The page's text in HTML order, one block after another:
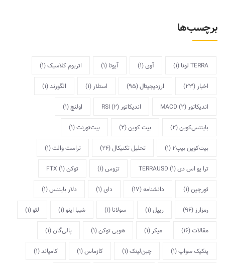
برچسب‌ها
TERRA لونا (1) آوی(1) آیوتا (1) اتریوم کلاسیک(1)
اخبار (23) ارزدیجیتال(95) استلار (1) الگورند(1)
اندیکاتور MACD (2) اندیکاتور RSI (2) اولنچ(1)
بایننس‌کوین(2) بیت کوین(2) بیت‌تورنت(1)
بیت‌کوین بیپ2 (1) تحلیل تکنیکال(26) تراست والت(1)
ترا یو اس دی TERRAUSD(1) تزوس(1) توکن FTX(1)
ثورچین(1) دانشنامه(17) دای(1) دلار بایننس(1)
رمزارز (96) ریپل(1) سولانا (1) شیبا اینو(1) لئو(1)
مقالات(16) میکر (1) هوبی توکن(1) پالی‌گان(1)
پنکیک سواپ(1) چین‌لینک(1) کازماس(1) کامپاند(1)